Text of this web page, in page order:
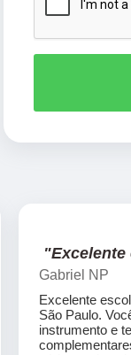
Gabriel NP
Excelente
São Paulo.
instrumento e